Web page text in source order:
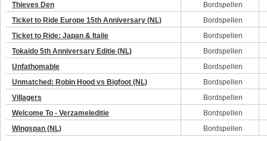
Thieves Den
Bordspellen
Ticket to Ride Europe 15th Anniversary (NL)
Bordspellen
Ticket to Ride: Japan & Italie
Bordspellen
Tokaido 5th Anniversary Editie (NL)
Bordspellen
Unfathomable
Bordspellen
Unmatched: Robin Hood vs Bigfoot (NL)
Bordspellen
Villagers
Bordspellen
Welcome To - Verzameleditie
Bordspellen
Wingspan (NL)
Bordspellen